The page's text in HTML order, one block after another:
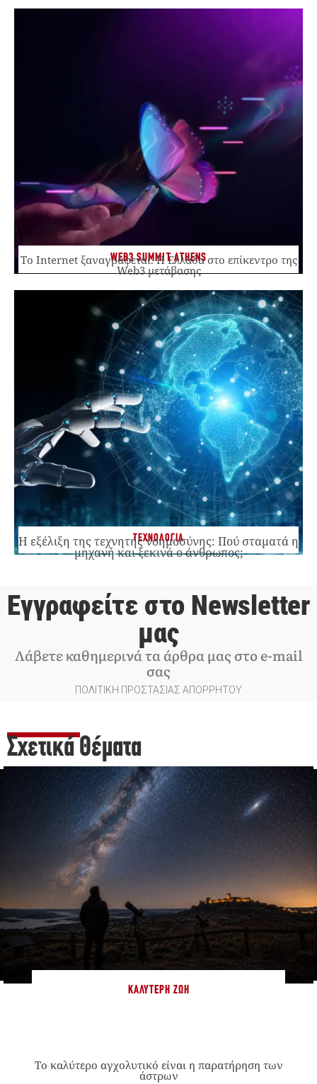
WEB3 SUMMIT ATHENS
Το Internet ξαναγράφεται. Η Ελλάδα στο επίκεντρο της
Web3 μετάβασης
ΤΕΧΝΟΛΟΓΙΑ
Η εξέλιξη της τεχνητής νοημοσύνης: Πού σταματά η
μηχανή και ξεκινά ο άνθρωπος;
Εγγραφείτε στο Newsletter
μας
Λάβετε καθημερινά τα άρθρα μας στο e-mail
σας
ΠΟΛΙΤΙΚΗ ΠΡΟΣΤΑΣΙΑΣ ΑΠΟΡΡΗΤΟΥ
Σχετικά Θέματα
ΚΑΛΎΤΕΡΗ ΖΩΉ
Το καλύτερο αγχολυτικό είναι η παρατήρηση των
άστρων